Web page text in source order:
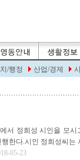
서 정희성 시인을 모시
한다.시인 정희성씨는
05-23